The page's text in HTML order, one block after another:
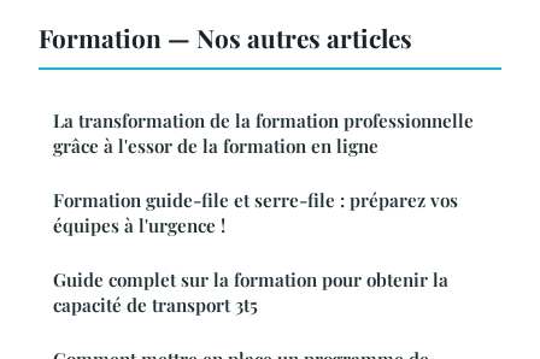
Formation — Nos autres articles
La transformation de la formation professionnelle
grâce à l'essor de la formation en ligne
Formation guide-file et serre-file : préparez vos
équipes à l'urgence !
Guide complet sur la formation pour obtenir la
capacité de transport 3t5